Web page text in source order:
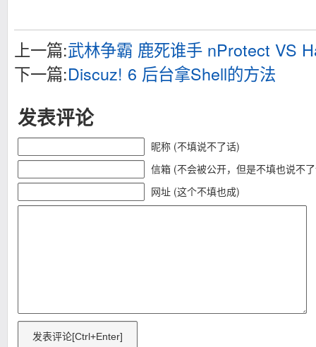
上一篇:武林争霸 鹿死谁手 nProtect VS
下一篇:Discuz! 6 后台拿Shell的方法
发表评论
昵称 (不填说不了话)
信箱 (不会被公开，但是不填也说不
网址 (这个不填也成)